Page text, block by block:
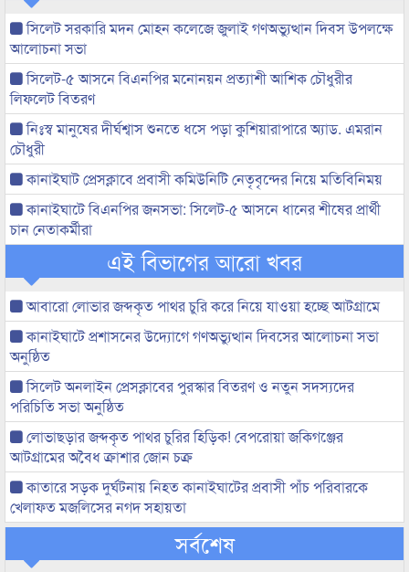
সিলেট সরকারি মদন মোহন কলেজে জুলাই গণঅভ্যুত্থান দিবস উপলক্ষে
আলোচনা সভা
সিলেট-৫ আসনে বিএনপির মনোনয়ন প্রত্যাশী আশিক চৌধুরীর
লিফলেট বিতরণ
নিঃস্ব মানুষের দীর্ঘশ্বাস শুনতে ধসে পড়া কুশিয়ারাপারে অ্যাড. এমরান
চৌধুরী
কানাইঘাট প্রেসক্লাবে প্রবাসী কমিউনিটি নেতৃবৃন্দের নিয়ে মতিবিনিময়
কানাইঘাটে বিএনপির জনসভা: সিলেট-৫ আসনে ধানের শীষের প্রার্থী
চান নেতাকর্মীরা
এই বিভাগের আরো খবর
আবারো লোভার জব্দকৃত পাথর চুরি করে নিয়ে যাওয়া হচ্ছে আটগ্রামে
কানাইঘাটে প্রশাসনের উদ্যোগে গণঅভ্যুত্থান দিবসের আলোচনা সভা
অনুষ্ঠিত
সিলেট অনলাইন প্রেসক্লাবের পুরস্কার বিতরণ ও নতুন সদস্যদের
পরিচিতি সভা অনুষ্ঠিত
লোভাছড়ার জব্দকৃত পাথর চুরির হিড়িক! বেপরোয়া জকিগঞ্জের
আটগ্রামের অবৈধ ক্রাশার জোন চক্র
কাতারে সড়ক দুর্ঘটনায় নিহত কানাইঘাটের প্রবাসী পাঁচ পরিবারকে
খেলাফত মজলিসের নগদ সহায়তা
সর্বশেষ